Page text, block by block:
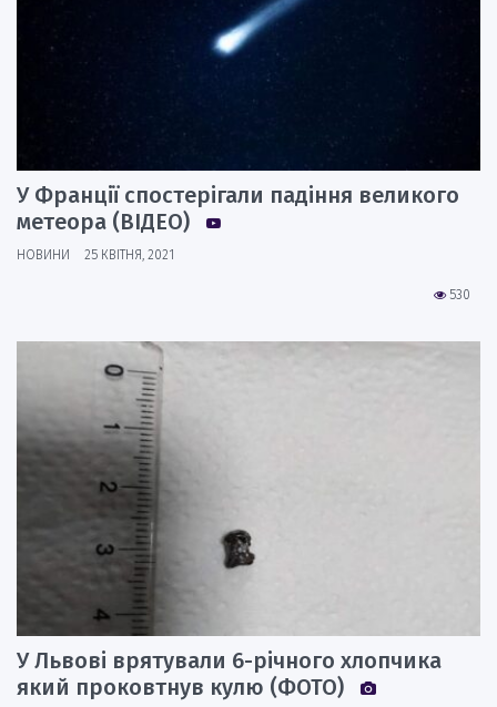
У Франції спостерігали падіння великого
метеора (ВІДЕО)
НОВИНИ 25 КВІТНЯ, 2021
530
У Львові врятували 6-річного хлопчика
який проковтнув кулю (ФОТО)